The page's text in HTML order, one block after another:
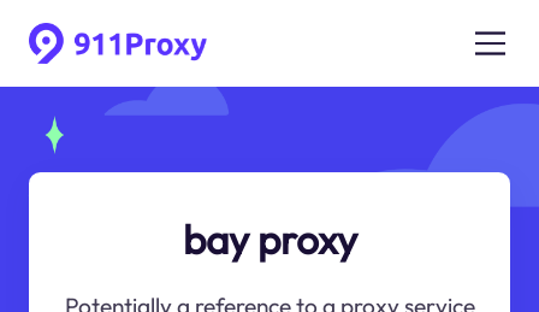
bay proxy
Potentially a reference to a proxy service